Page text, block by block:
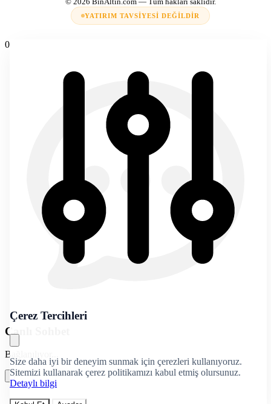
YATIRIM TAVSIYESI DEĞILDIR
Çerez Tercihleri
Size daha iyi bir deneyim sunmak için çerezleri kullanıyoruz.
Sitemizi kullanarak çerez politikamızı kabul etmiş olursunuz.
Detaylı bilgi
0
Canlı Sohbet
Bağlanılıyor...